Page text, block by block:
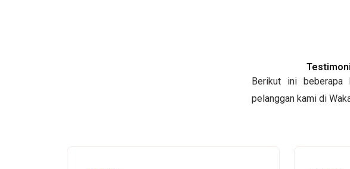
Berikut ini beberapa
pelanggan kami di